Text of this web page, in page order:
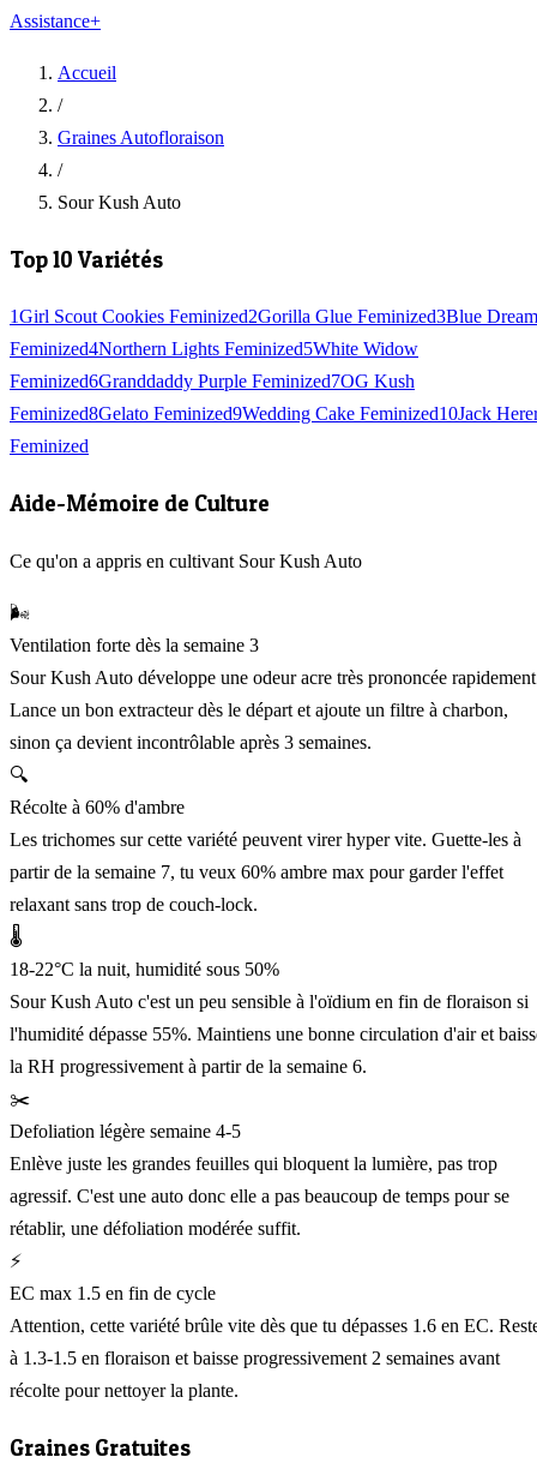
Assistance+
Accueil
/
Graines Autofloraison
/
Sour Kush Auto
Top 10 Variétés
1Girl Scout Cookies Feminized2Gorilla Glue Feminized3Blue Dream
Feminized4Northern Lights Feminized5White Widow
Feminized6Granddaddy Purple Feminized7OG Kush
Feminized8Gelato Feminized9Wedding Cake Feminized10Jack
Feminized
Aide-Mémoire de Culture
Ce qu'on a appris en cultivant Sour Kush Auto
🌬️
Ventilation forte dès la semaine 3
Sour Kush Auto développe une odeur acre très prononcée
Lance un bon extracteur dès le départ et ajoute un filtre à charbon,
sinon ça devient incontrôlable après 3 semaines.
🔍
Récolte à 60% d'ambre
Les trichomes sur cette variété peuvent virer hyper vite. Guette-les à
partir de la semaine 7, tu veux 60% ambre max pour garder l'effet
relaxant sans trop de couch-lock.
🌡️
18-22°C la nuit, humidité sous 50%
Sour Kush Auto c'est un peu sensible à l'oïdium en fin de floraison si
l'humidité dépasse 55%. Maintiens une bonne circulation d'air et
la RH progressivement à partir de la semaine 6.
✂️
Defoliation légère semaine 4-5
Enlève juste les grandes feuilles qui bloquent la lumière, pas trop
agressif. C'est une auto donc elle a pas beaucoup de temps pour se
rétablir, une défoliation modérée suffit.
⚡
EC max 1.5 en fin de cycle
Attention, cette variété brûle vite dès que tu dépasses 1.6 en EC.
à 1.3-1.5 en floraison et baisse progressivement 2 semaines avant
récolte pour nettoyer la plante.
Graines Gratuites